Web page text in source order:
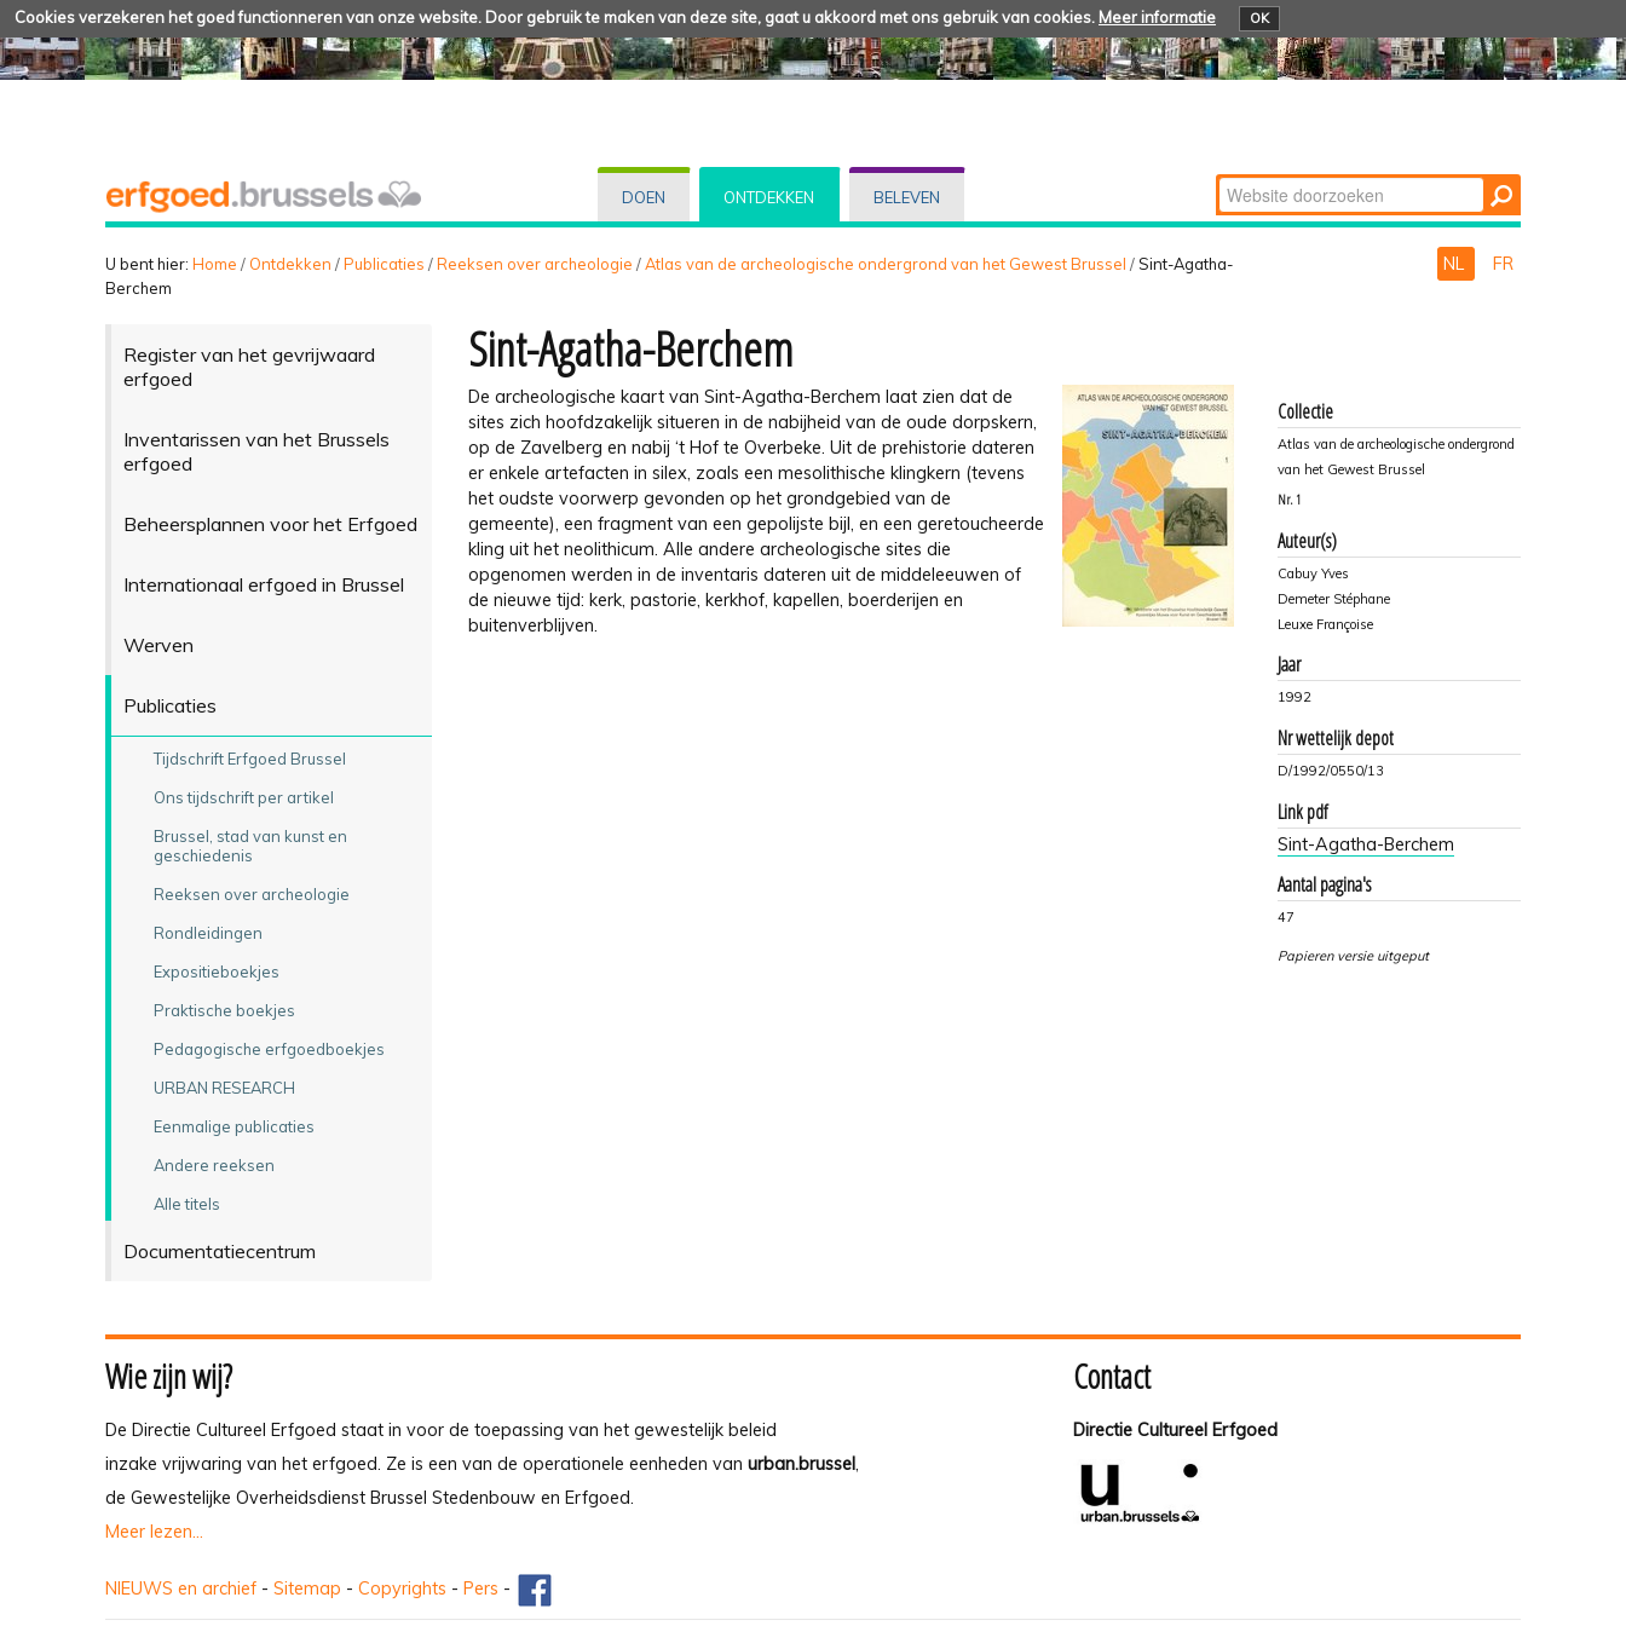
Cookies verzekeren het goed functionneren van onze website. Door gebruik te maken van deze site, gaat u akkoord met ons gebruik van cookies. Meer informatie OK
DOEN ONTDEKKEN BELEVEN Zoek
Geavanceerd
U bent hier: Home / Ontdekken /Publicaties /Reeksen over archeologie /Atlas van de archeologische ondergrond van het Gewest Brussel /Sint-Agatha-
Berchem
NL FR
Register van het gevrijwaard
erfgoed
Inventarissen van het Brussels
erfgoed
Beheersplannen voor het Erfgoed
Internationaal erfgoed in Brussel
Werven
Publicaties
Tijdschrift Erfgoed Brussel
Ons tijdschrift per artikel
Brussel, stad van kunst en
geschiedenis
Reeksen over archeologie
Rondleidingen
Expositieboekjes
Praktische boekjes
Pedagogische erfgoedboekjes
URBAN RESEARCH
Eenmalige publicaties
Andere reeksen
Alle titels
Documentatiecentrum
Sint-Agatha-Berchem
De archeologische kaart van Sint-Agatha-Berchem laat zien dat de
sites zich hoofdzakelijk situeren in de nabijheid van de oude dorpskern,
op de Zavelberg en nabij ‘t Hof te Overbeke. Uit de prehistorie dateren
er enkele artefacten in silex, zoals een mesolithische klingkern (tevens
het oudste voorwerp gevonden op het grondgebied van de
gemeente), een fragment van een gepolijste bijl, en een geretoucheerde
kling uit het neolithicum. Alle andere archeologische sites die
opgenomen werden in de inventaris dateren uit de middeleeuwen of
de nieuwe tijd: kerk, pastorie, kerkhof, kapellen, boerderijen en
buitenverblijven.
Collectie
Atlas van de archeologische ondergrond
van het Gewest Brussel
Nr. 1
Auteur(s)
Cabuy Yves
Demeter Stéphane
Leuxe Françoise
Jaar
1992
Nr wettelijk depot
D/1992/0550/13
Link pdf
Sint-Agatha-Berchem
Aantal pagina's
47
Papieren versie uitgeput
Wie zijn wij?
De Directie Cultureel Erfgoed staat in voor de toepassing van het gewestelijk beleid
inzake vrijwaring van het erfgoed. Ze is een van de operationele eenheden van urban.brussel,
de Gewestelijke Overheidsdienst Brussel Stedenbouw en Erfgoed.
Meer lezen...
Contact
Directie Cultureel Erfgoed
NIEUWS en archief - Sitemap - Copyrights - Pers -